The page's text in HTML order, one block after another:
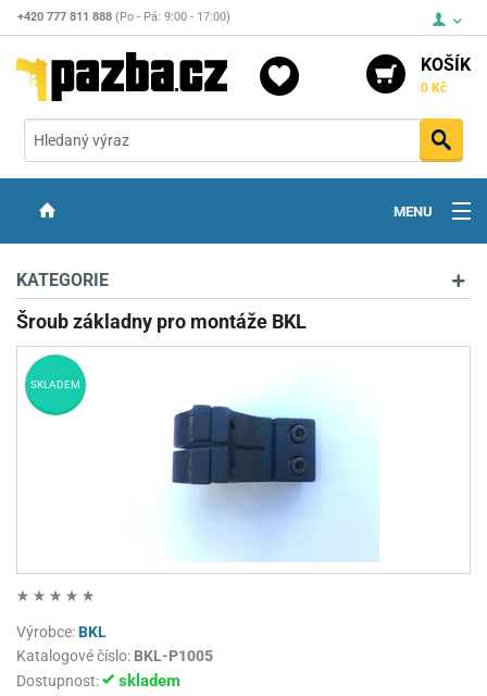
+420 777 811 888 (Po - Pá: 9:00 - 17:00)
KOŠÍK
0 Kč
MENU
OPTIKA
STŘELIVO
PŘÍSLUŠENSTVÍ
KATEGORIE
Šroub základny pro montáže BKL
SKLADEM
Výrobce:BKL
Katalogové číslo: BKL-P1005
Dostupnost:
skladem